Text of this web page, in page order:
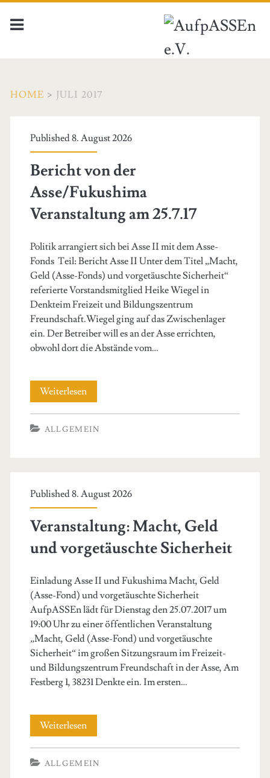
HOME > JULI 2017
Monat:
<span>Juli
2017</span>
Published 8. August 2026
Bericht von der
Asse/Fukushima
Veranstaltung am 25.7.17
Politik arrangiert sich bei Asse II mit dem Asse-
Fonds Teil: Bericht Asse II Unter dem Titel „Macht,
Geld (Asse-Fonds) und vorgetäuschte Sicherheit“
referierte Vorstandsmitglied Heike Wiegel in
Denkteim Freizeit und Bildungszentrum
Freundschaft.Wiegel ging auf das Zwischenlager
ein. Der Betreiber will es an der Asse errichten,
obwohl dort die Abstände vom…
WeiterlesenBericht
von
der
am
25.7.17
ALLGEMEIN
Published 8. August 2026
Veranstaltung: Macht, Geld
und vorgetäuschte Sicherheit
Einladung Asse II und Fukushima Macht, Geld
(Asse-Fond) und vorgetäuschte Sicherheit
AufpASSEn lädt für Dienstag den 25.07.2017 um
19:00 Uhr zu einer öffentlichen Veranstaltung
„Macht, Geld (Asse-Fond) und vorgetäuschte
Sicherheit“ im großen Sitzungsraum im Freizeit-
und Bildungszentrum Freundschaft in der Asse, Am
Festberg 1, 38231 Denkte ein. Im ersten…
WeiterlesenVeranstaltung:
Macht,
Geld
ALLGEMEIN